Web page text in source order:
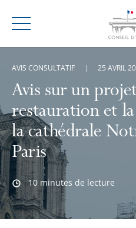
Menu
Avis sur un
restauration et
la cathédrale
Paris
10 minutes de lecture
AVIS CONSULTATIF 25 AVRIL